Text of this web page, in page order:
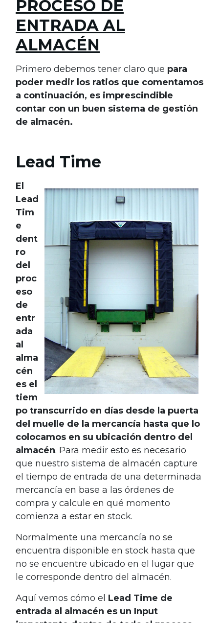
PROCESO DE
ENTRADA AL
ALMACÉN
Primero debemos tener claro que para
poder medir los ratios que comentamos
a continuación, es imprescindible
contar con un buen sistema de gestión
de almacén.
Lead Time
El
Lead
Tim
e
dent
ro
del
proc
eso
de
entr
ada
al
alma
cén
es el
tiem
po transcurrido en días desde la puerta
del muelle de la mercancía hasta que lo
colocamos en su ubicación dentro del
almacén. Para medir esto es necesario
que nuestro sistema de almacén capture
el tiempo de entrada de una determinada
mercancía en base a las órdenes de
compra y calcule en qué momento
comienza a estar en stock.
Normalmente una mercancía no se
encuentra disponible en stock hasta que
no se encuentre ubicado en el lugar que
le corresponde dentro del almacén.
Aquí vemos cómo el Lead Time de
entrada al almacén es un Input